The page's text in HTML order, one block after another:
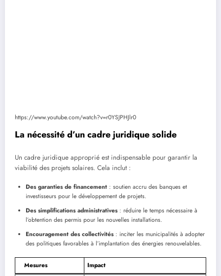
https://www.youtube.com/watch?v=r0YSJPHJlr0
La nécessité d’un cadre juridique solide
Un cadre juridique approprié est indispensable pour garantir la
viabilité des projets solaires. Cela inclut :
Des garanties de financement : soutien accru des banques et
investisseurs pour le développement de projets.
Des simplifications administratives: réduire le temps nécessaire à
l’obtention des permis pour les nouvelles installations.
Encouragement des collectivités: inciter les municipalités à adopter
des politiques favorables à l’implantation des énergies renouvelables.
Mesures
Impact